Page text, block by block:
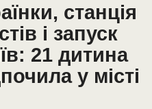
станція
і запуск
21 дитина
у місті